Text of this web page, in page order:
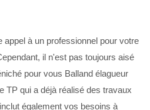
appel à un professionnel pour votre
il n'est pas toujours aisé
pour vous Balland élagueur
TP qui a déjà réalisé des travaux
également vos besoins à